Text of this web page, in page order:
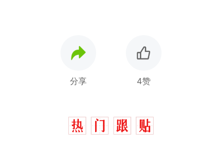
分享 4赞
似南京大学数院院长辞职信流
传，院方回应：喻良教授已卸
新
费大厨“全国小炒肉大王”称